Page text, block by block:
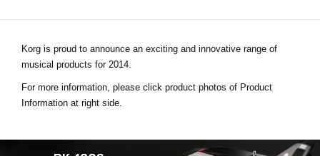
Où acheter ?
Korg is proud to announce an exciting and innovative range of
musical products for 2014.
For more information, please click product photos of Product
Information at right side.